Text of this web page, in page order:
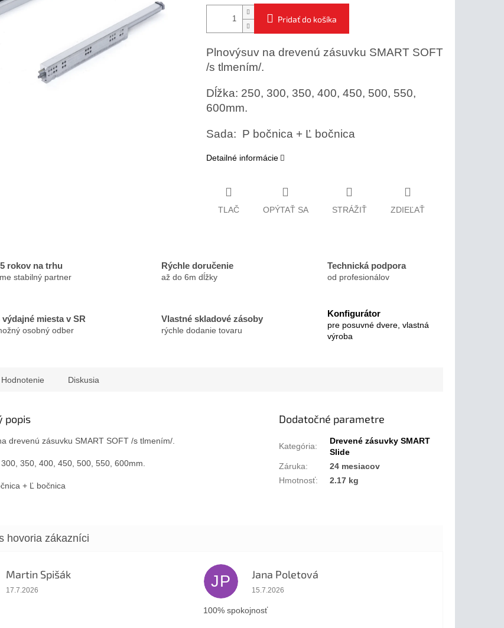
Pridať do košíka
Plnovýsuv na drevenú zásuvku SMART SOFT
/s tlmením/.
Dĺžka: 250, 300, 350, 400, 450, 500, 550,
600mm.
Sada: P bočnica + Ľ bočnica
Detailné informácie
TLAČ OPÝTAŤ SA STRÁŽIŤ ZDIEĽAŤ
rokov na trhu
stabilný partner
Rýchle doručenie
až do 6m dĺžky
Technická podpora
od profesionálov
výdajné miesta v SR
osobný odber
Vlastné skladové zásoby
rýchle dodanie tovaru
Konfigurátor
pre posuvné dvere, vlastná
výroba
Hodnotenie Diskusia
popis
drevenú zásuvku SMART SOFT /s tlmením/.
350, 400, 450, 500, 550, 600mm.
+ Ľ bočnica
Dodatočné parametre
Kategória:
Drevené zásuvky SMART
Slide
Záruka:
24 mesiacov
Hmotnosť: 2.17 kg
Martin Spišák
Hodnotenie obchodu je 5 z 5 hviezdičiek.
17.7.2026 JP Jana Poletová
Hodnotenie obchodu je 5 z 5 hviezdičiek.
15.7.2026
100% spokojnosť